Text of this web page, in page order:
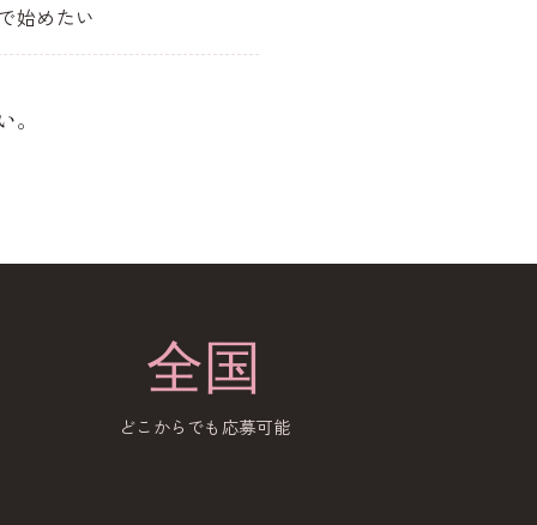
始めたい
全国
どこからでも応募可能